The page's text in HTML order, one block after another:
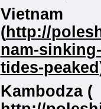
Vietnam
(http://
nam-
tides-peaked
Kambodza (